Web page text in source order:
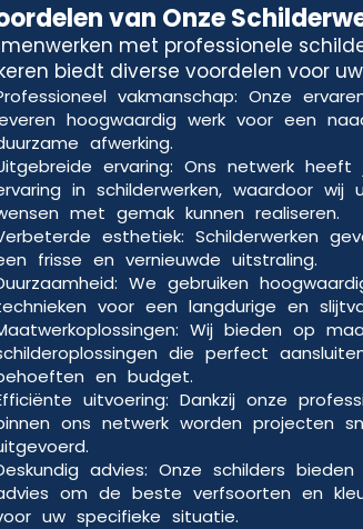
van Onze
met professionele
biedt diverse voordelen voor
vakmanschap: Onze
hoogwaardig werk voor een
afwerking.
ervaring: Ons netwerk heeft
in schilderwerken, waardoor wij
met gemak kunnen realiseren.
esthetiek: Schilderwerken
frisse en vernieuwde uitstraling.
We gebruiken
voor een langdurige en
Wij bieden op
die perfect
en budget.
uitvoering: Dankzij onze
ons netwerk worden projecten
advies: Onze schilders bieden
om de beste verfsoorten en
uw specifieke situatie.